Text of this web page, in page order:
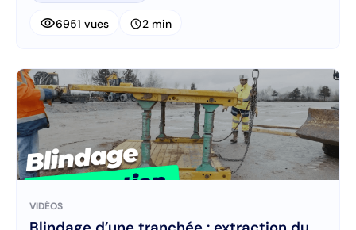
visibility6951 vues schedule2 min
VIDÉOS